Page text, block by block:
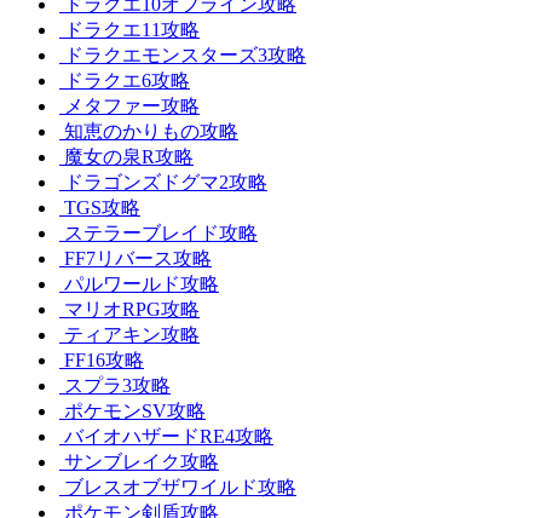
ドラクエ10オフライン攻略
ドラクエ11攻略
ドラクエモンスターズ3攻略
ドラクエ6攻略
メタファー攻略
知恵のかりもの攻略
魔女の泉R攻略
ドラゴンズドグマ2攻略
TGS攻略
ステラーブレイド攻略
FF7リバース攻略
パルワールド攻略
マリオRPG攻略
ティアキン攻略
FF16攻略
スプラ3攻略
ポケモンSV攻略
バイオハザードRE4攻略
サンブレイク攻略
ブレスオブザワイルド攻略
ポケモン剣盾攻略